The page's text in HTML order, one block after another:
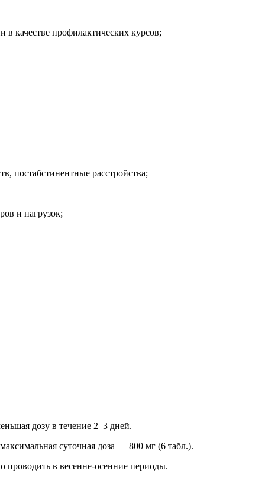
качестве профилактических курсов;
постабстинентные расстройства;
и нагрузок;
дозу в течение 2–3 дней.
суточная доза — 800 мг (6 табл.).
в весенне-осенние периоды.